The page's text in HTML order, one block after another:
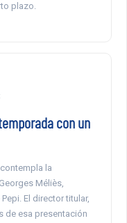
plazo.
con un
la
Méliès,
El director titular,
de esa presentación